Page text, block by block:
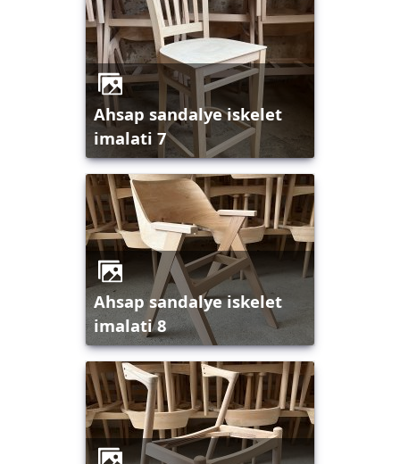
ahsap sandalye iskelet
imalati 7
ahsap sandalye iskelet
imalati 8